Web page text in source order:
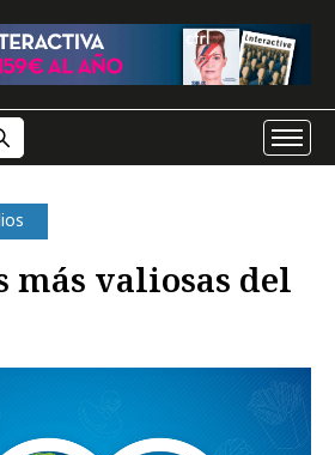
más valiosas del